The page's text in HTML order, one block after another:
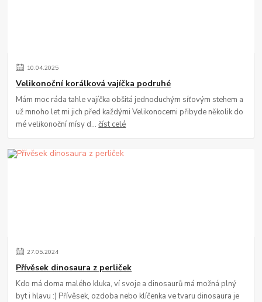
10.04.2025
Velikonoční korálková vajíčka podruhé
Mám moc ráda tahle vajíčka obšitá jednoduchým síťovým stehem a
už mnoho let mi jich před každými Velikonocemi přibyde několik do
mé velikonoční mísy d...číst celé
27.05.2024
Přívěsek dinosaura z perliček
Kdo má doma malého kluka, ví svoje a dinosaurů má možná plný
byt i hlavu :) Přívěsek, ozdoba nebo klíčenka ve tvaru dinosaura je